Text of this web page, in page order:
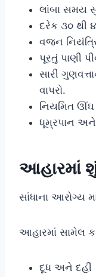
લાંબા સમય
દરેક ૩૦ થી
વજન
પૂરતું પાણી
સારી
વાપરો.
નિયમિત ઊંઘ
ધૂમ્રપાન અને
આહારમાં
સાંધાના આરોગ્ય
આહારમાં સામેલ
દૂધ અને દહીં